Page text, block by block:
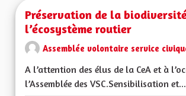
Préservation de la
l’écosystème routier
Assemblée volontaire service
A l’attention des élus de la CeA et à
l’Assemblée des VSC.Sensibilisation et...